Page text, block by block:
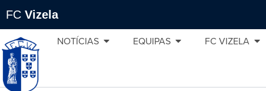
FC Vizela
NOTÍCIAS EQUIPAS FC VIZELA